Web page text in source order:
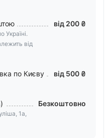
Україні.
від
від 200 ₴
по Києву від 500 ₴
1а,
Безкоштовно